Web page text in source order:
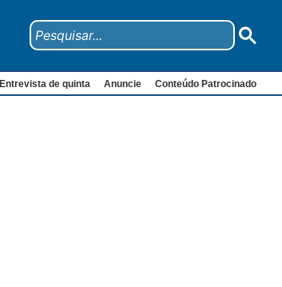
Entrevista de quinta Anuncie Conteúdo Patrocinado